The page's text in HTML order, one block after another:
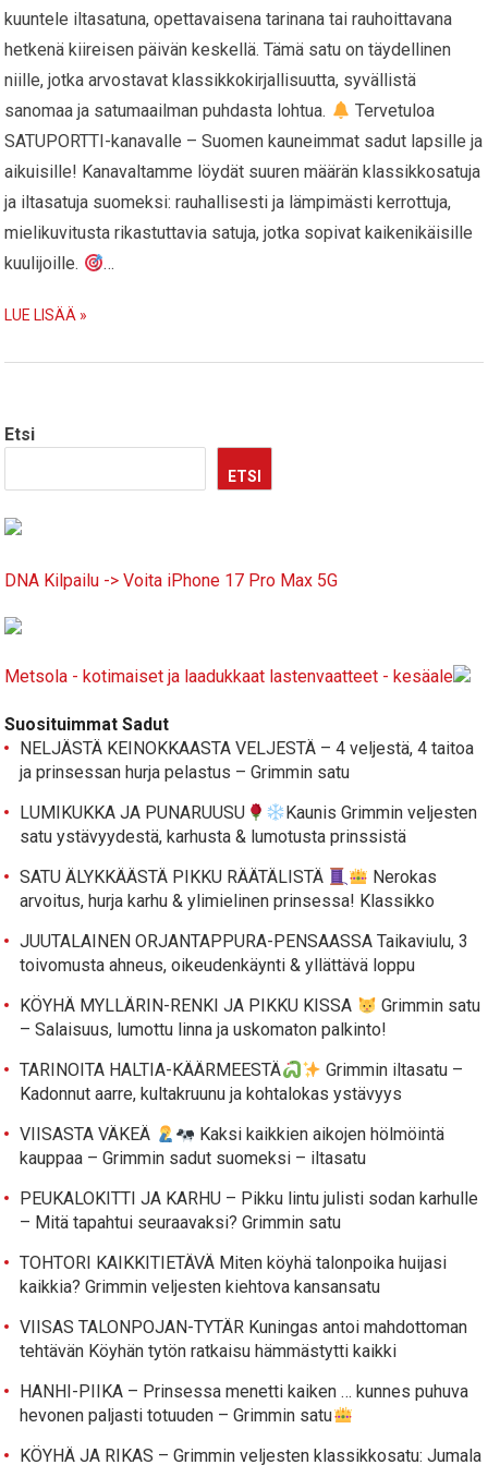
kuuntele iltasatuna, opettavaisena tarinana tai rauhoittavana
hetkenä kiireisen päivän keskellä. Tämä satu on täydellinen
niille, jotka arvostavat klassikkokirjallisuutta, syvällistä
sanomaa ja satumaailman puhdasta lohtua.
Tervetuloa
SATUPORTTI-kanavalle – Suomen kauneimmat sadut lapsille ja
aikuisille! Kanavaltamme löydät suuren määrän klassikkosatuja
ja iltasatuja suomeksi: rauhallisesti ja lämpimästi kerrottuja,
mielikuvitusta rikastuttavia satuja, jotka sopivat kaikenikäisille
kuulijoille.
…
LUE LISÄÄ »
Etsi
ETSI
DNA Kilpailu -> Voita iPhone 17 Pro Max 5G
Metsola - kotimaiset ja laadukkaat lastenvaatteet - kesäale
Suosituimmat Sadut
NELJÄSTÄ KEINOKKAASTA VELJESTÄ – 4 veljestä, 4 taitoa
ja prinsessan hurja pelastus – Grimmin satu
LUMIKUKKA JA PUNARUUSU
Kaunis Grimmin veljesten
satu ystävyydestä, karhusta & lumotusta prinssistä
SATU ÄLYKKÄÄSTÄ PIKKU RÄÄTÄLISTÄ
Nerokas
arvoitus, hurja karhu & ylimielinen prinsessa! Klassikko
JUUTALAINEN ORJANTAPPURA-PENSAASSA Taikaviulu, 3
toivomusta ahneus, oikeudenkäynti & yllättävä loppu
KÖYHÄ MYLLÄRIN-RENKI JA PIKKU KISSA
Grimmin satu
– Salaisuus, lumottu linna ja uskomaton palkinto!
TARINOITA HALTIA-KÄÄRMEESTÄ
Grimmin iltasatu –
Kadonnut aarre, kultakruunu ja kohtalokas ystävyys
VIISASTA VÄKEÄ
Kaksi kaikkien aikojen hölmöintä
kauppaa – Grimmin sadut suomeksi – iltasatu
PEUKALOKITTI JA KARHU – Pikku lintu julisti sodan karhulle
– Mitä tapahtui seuraavaksi? Grimmin satu
TOHTORI KAIKKITIETÄVÄ Miten köyhä talonpoika huijasi
kaikkia? Grimmin veljesten kiehtova kansansatu
VIISAS TALONPOJAN-TYTÄR Kuningas antoi mahdottoman
tehtävän Köyhän tytön ratkaisu hämmästytti kaikki
HANHI-PIIKA – Prinsessa menetti kaiken … kunnes puhuva
hevonen paljasti totuuden – Grimmin satu
KÖYHÄ JA RIKAS – Grimmin veljesten klassikkosatu: Jumala